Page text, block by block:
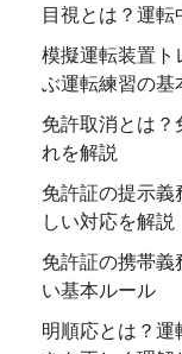
目視とは？運
模擬運転装置ト
ぶ運転練習の基
免許取消とは？
れを解説
免許証の提示義
しい対応を解説
免許証の携帯義
い基本ルール
明順応とは？運